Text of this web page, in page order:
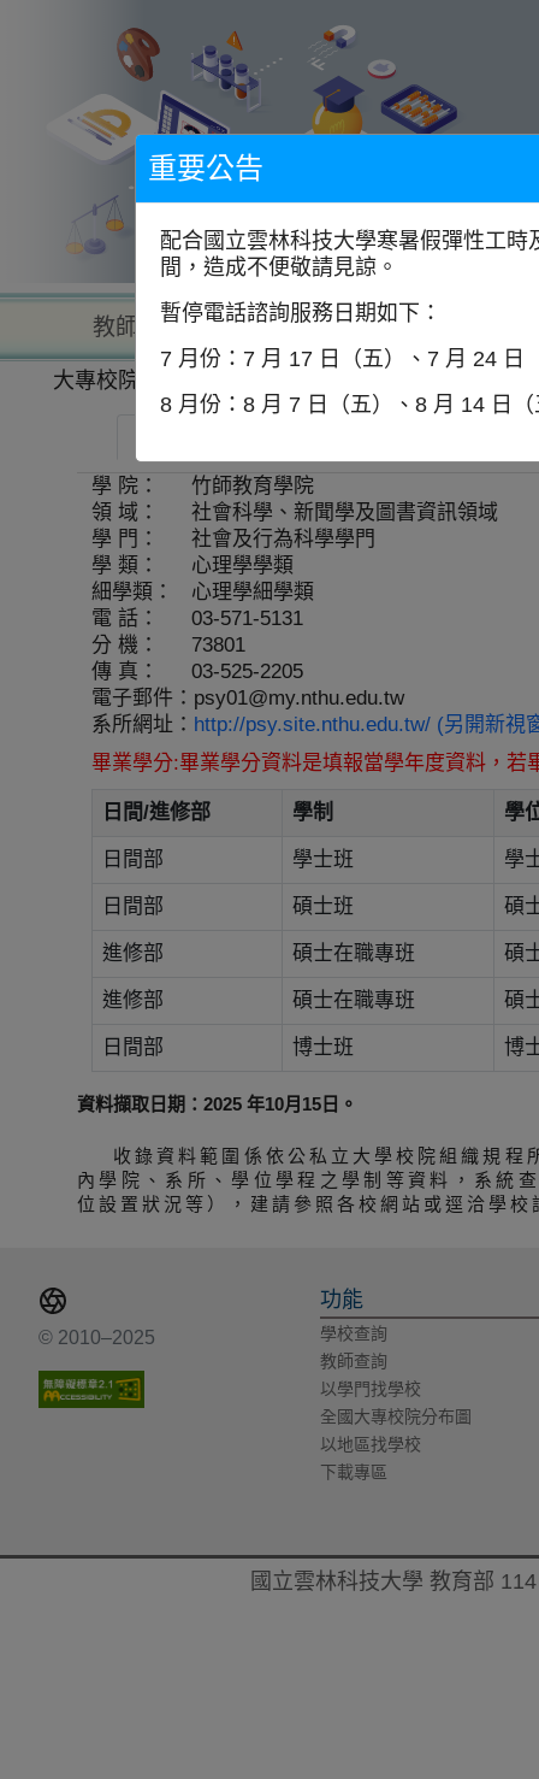
教師查詢 學校查詢
大專校院一覽表
學 院：
竹師教育學院
領 域：
社會科學、新聞學及圖書資訊領域
學 門：
社會及行為科學學門
學 類：
心理學學類
細學類：
心理學細學類
電 話：
03-571-5131
分 機：
73801
傳 真：
03-525-2205
電子郵件： psy01@my.nthu.edu.tw
系所網址： http://psy.site.nthu.edu.tw/ (另開新視
畢業學分:畢業學分資料是填報當學年度資料，
日間/進修部 學制 學
日間部 學士班 學
日間部 碩士班 碩
進修部 碩士在職專班 碩
進修部 碩士在職專班 碩
日間部 博士班 博
資料擷取日期：2025 年10月15日。
收錄資料範圍係依公私立大學校院組織規
內學院、系所、學位學程之學制等資料，系統
位設置狀況等），建請參照各校網站或逕洽學校
© 2010–2025
功能
學校查詢
教師查詢
以學門找學校
全國大專校院分布圖
以地區找學校
下載專區
國立雲林科技大學 教育部
重要公告
配合國立雲林科技大學寒暑假彈性工
間，造成不便敬請見諒。
暫停電話諮詢服務日期如下：
7 月份：7 月 17 日（五）、7 月 24 日
8 月份：8 月 7 日（五）、8 月 14 日（